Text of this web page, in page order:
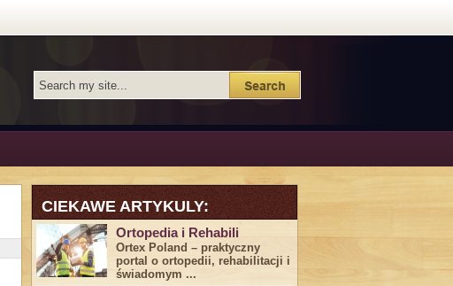
CIEKAWE ARTYKULY:
Ortopedia i Rehabili
Ortex Poland – praktyczny
portal o ortopedii, rehabilitacji i
świadomym ...